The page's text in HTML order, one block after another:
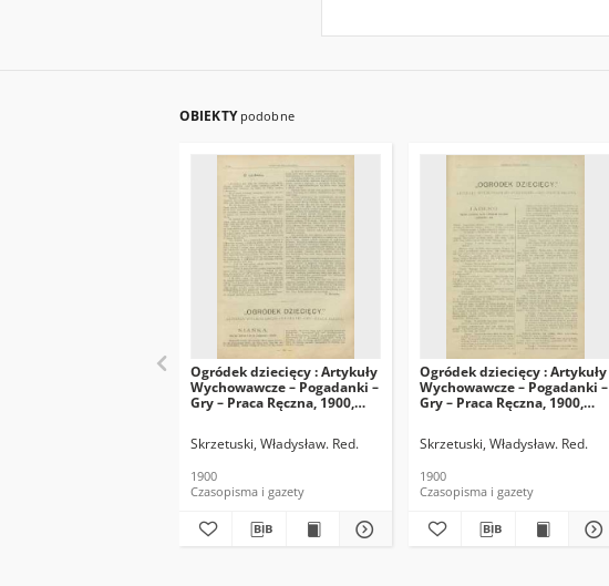
OBIEKTY podobne
Ogródek dziecięcy : Artykuły
Wychowawcze – Pogadanki –
Gry – Praca Ręczna, 1900,
Skrzetuski, Władysław. Red.
1900
Czasopisma i gazety
Ogródek dziecięcy : Artykuły
Wychowawcze – Pogadanki –
Gry – Praca Ręczna, 1900,
Skrzetuski, Władysław. Red.
1900
Czasopisma i gazety